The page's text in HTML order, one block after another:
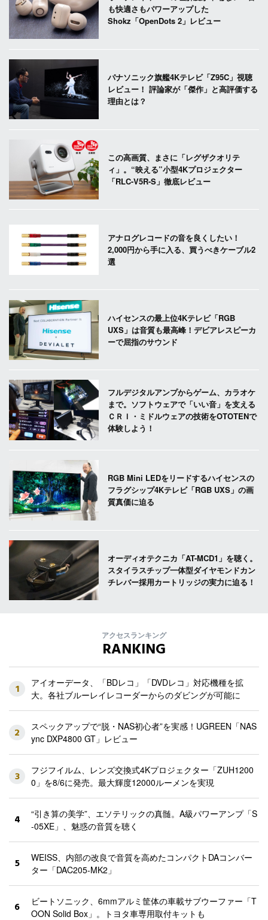
も快適さもパワーアップした
Shokz「OpenDots 2」レビュー
パナソニック旗艦4Kテレビ「Z95C」視聴
レビュー！ 評論家が「傑作」と高評価する
理由とは？
この高画質、まさに「レグザクオリテ
ィ」。“映える”小型4Kプロジェクター
「RLC-V5R-S」徹底レビュー
アナログレコードの音を良くしたい！
2,000円から手に入る、買うべきケーブル2
選
ハイセンスの最上位4Kテレビ「RGB
UXS」は音質も最高峰！デビアレスピーカ
ーで屈指のサウンド
フルデジタルアンプからゲーム、カラオケ
まで。ソフトウェアで「いい音」を支える
ＣＲＩ・ミドルウェアの技術をOTOTENで
体験しよう！
RGB Mini LEDをリードするハイセンスの
フラグシップ4Kテレビ「RGB UXS」の画
質真価に迫る
オーディオテクニカ「AT-MCD1」を聴く。
スタイラスチップ一体型ダイヤモンドカン
チレバー採用カートリッジの実力に迫る！
アクセスランキング
RANKING
1
アイオーデータ、「BDレコ」「DVDレコ」対応機種を拡
大。各社ブルーレイレコーダーからのダビングが可能に
2
スペックアップで“脱・NAS初心者”を実感！UGREEN「NAS
ync DXP4800 GT」レビュー
3
フジフイルム、レンズ交換式4Kプロジェクター「ZUH1200
0」を8/6に発売。最大輝度12000ルーメンを実現
4
“引き算の美学”、エソテリックの真髄。A級パワーアンプ「S
-05XE」、魅惑の音質を聴く
5
WEISS、内部の改良で音質を高めたコンパクトDAコンバー
ター「DAC205-MK2」
6
ビートソニック、6mmアルミ筐体の車載サブウーファー「T
OON Solid Box」。トヨタ車専用取付キットも